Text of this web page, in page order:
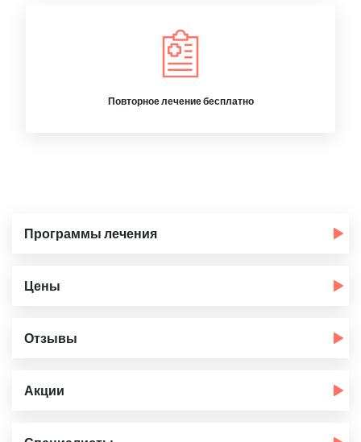
Повторное лечение бесплатно
Программы лечения
Цены
Отзывы
Акции